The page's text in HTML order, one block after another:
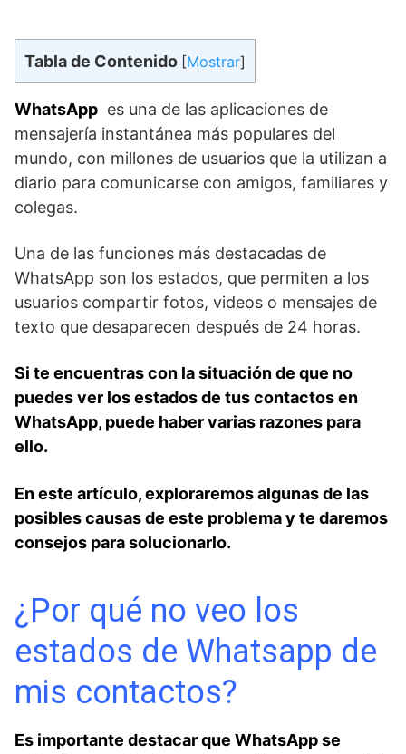
Tabla de Contenido [Mostrar]
WhatsApp ⁤ es una⁤ de las ‌aplicaciones de
⁣mensajería instantánea más populares del
mundo, con millones‍ de usuarios que la⁤ utilizan a
diario para comunicarse con ​amigos, familiares y
colegas.
Una⁤ de las funciones más destacadas de
WhatsApp son los estados,‍ que permiten a los
usuarios compartir fotos, videos o mensajes de
texto que ⁤desaparecen después ⁤de 24 horas.
Si te encuentras‍ con la situación de que no
puedes ‌ver los estados de tus contactos​ en​
WhatsApp, puede haber varias razones para
ello.⁣
En este artículo, exploraremos algunas de las
posibles causas de este problema y te daremos
consejos para solucionarlo.
¿Por qué no veo los
⁤estados ⁣de Whatsapp ⁣de
mis contactos?
Es importante destacar que WhatsApp‌ se​